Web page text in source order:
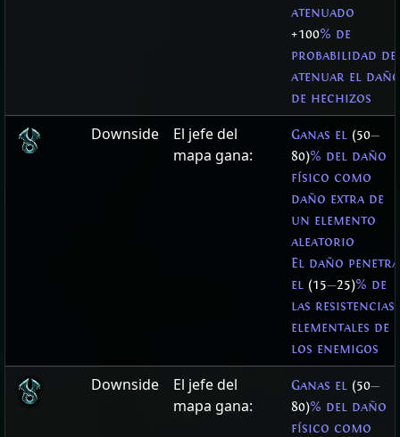
atenuado
+100% de
probabilidad de
atenuar el daño
de hechizos
Downside
El jefe del
mapa gana:
Ganas el (50—
80)% del daño
físico como
daño extra de
un elemento
aleatorio
El daño penetra
el (15—25)% de
las resistencias
elementales de
los enemigos
Downside
El jefe del
mapa gana:
Ganas el (50—
80)% del daño
físico como